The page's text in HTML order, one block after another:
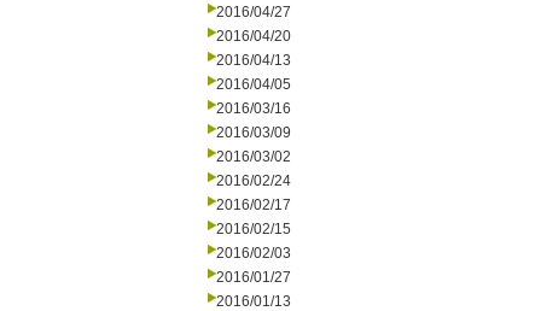
2016/04/27
2016/04/20
2016/04/13
2016/04/05
2016/03/16
2016/03/09
2016/03/02
2016/02/24
2016/02/17
2016/02/15
2016/02/03
2016/01/27
2016/01/13